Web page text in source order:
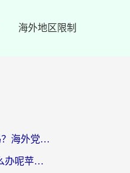
海外地区限制
咪咕视频在香港能用吗？海外党亲测有效的回国加速方案来了
国外看不了芒果TV怎么办呢苹果手机？海外党追剧游戏的全能解决方案